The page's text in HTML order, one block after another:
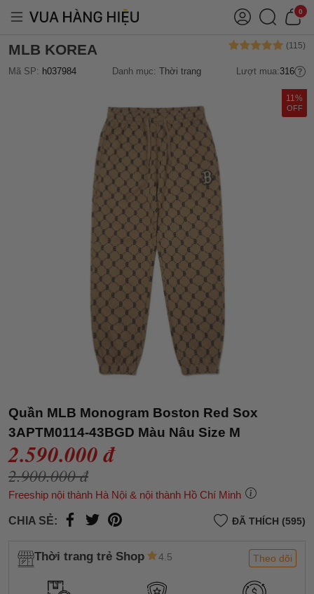
0
MLB KOREA
Mã SP: h037984 Danh mục: Thời trang Lượt mua:316
11%
OFF
Quần MLB Monogram Boston Red Sox
3APTM0114-43BGD Màu Nâu Size M
2.590.000 đ
2.900.000 đ
Freeship nội thành Hà Nội & nội thành Hồ Chí Minh
CHIA SẺ: ĐÃ THÍCH (595)
Thời trang trẻ Shop 4.5 Theo dõi